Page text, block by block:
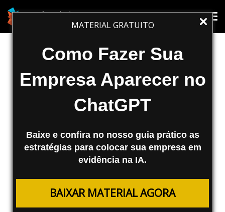
MATERIAL GRATUITO
Como Fazer Sua
Empresa Aparecer no
ChatGPT
Baixe e confira no nosso guia prático as
estratégias para colocar sua empresa em
evidência na IA.
BAIXAR MATERIAL AGORA
SEO
Design
Aprenda quais são os fatores de confiança
de um site relacionado com seu design,
é fazer SEO sem esquecer de design e
usabilidade
Agência Mestre